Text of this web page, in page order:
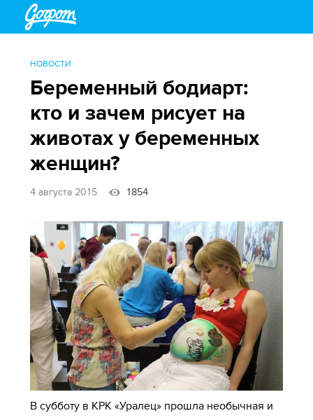
НОВОСТИ
Беременный бодиарт:
кто и зачем рисует на
животах у беременных
женщин?
4 августа 2015 1854
В субботу в КРК «Уралец» прошла необычная и